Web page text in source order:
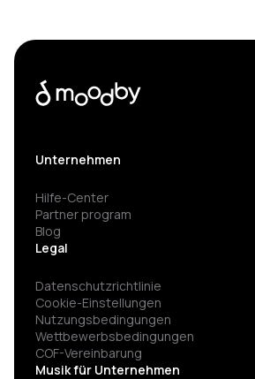
Unternehmen
Hilfe-Center
Partner program
Blog
Legal
Datenschutzrichtlinie
Cookie-Einstellungen
Nutzungsbedingungen
Wettbewerbsbedingungen
COF-Vereinbarung
Musik für Unternehmen